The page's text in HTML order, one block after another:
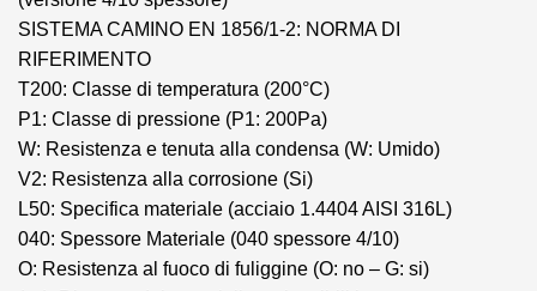
SISTEMA CAMINO EN 1856/1-2: NORMA DI
RIFERIMENTO
T200: Classe di temperatura (200°C)
P1: Classe di pressione (P1: 200Pa)
W: Resistenza e tenuta alla condensa (W: Umido)
V2: Resistenza alla corrosione (Si)
L50: Specifica materiale (acciaio 1.4404 AISI 316L)
040: Spessore Materiale (040 spessore 4/10)
O: Resistenza al fuoco di fuliggine (O: no – G: si)